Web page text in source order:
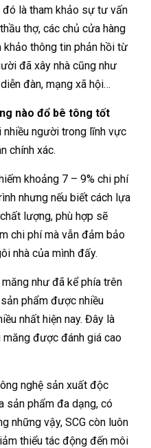
là tham khảo sự tư vấn
thợ, các chủ cửa hàng
thông tin phản hồi từ
đã xây nhà cũng như
đàn, mạng xã hội…
nào đổ bê tông tốt
nhiều người trong lĩnh vực
chính xác.
khoảng 7 – 9% chi phí
nhưng nếu biết cách lựa
lượng, phù hợp sẽ
chi phí mà vẫn đảm bảo
nhà của mình đấy.
như đã kể phía trên
phẩm được nhiều
nhất hiện nay. Đây là
được đánh giá cao
nghệ sản xuất độc
sản phẩm đa dạng, có
những vậy, SCG còn luôn
thiểu tác động đến môi